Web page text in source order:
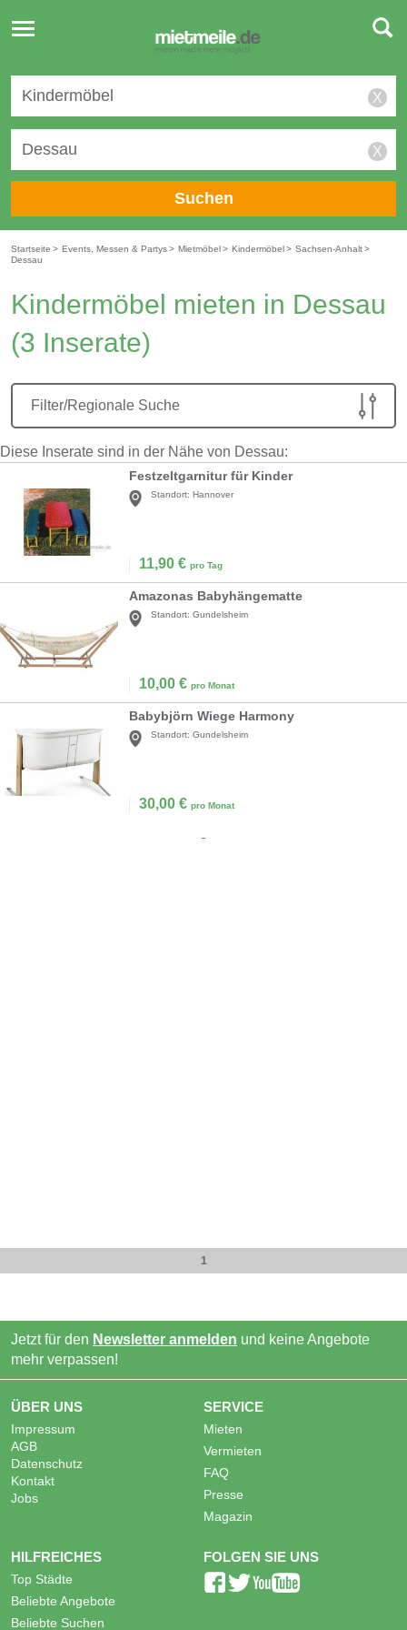
Toggle
navigation
X
X
Suchen
Startseite > Events, Messen & Partys> Mietmöbel> Kindermöbel> Sachsen-Anhalt>
Dessau
Kindermöbel mieten in Dessau
(3 Inserate)
Filter/Regionale Suche
Diese Inserate sind in der Nähe von Dessau:
Festzeltgarnitur für Kinder
Standort: Hannover
11,90 € pro Tag
Amazonas Babyhängematte
Standort: Gundelsheim
10,00 € pro Monat
Babybjörn Wiege Harmony
Standort: Gundelsheim
30,00 € pro Monat
1
Jetzt für den Newsletter anmelden und keine Angebote
mehr verpassen!
ÜBER UNS
Impressum
AGB
Datenschutz
Kontakt
Jobs
SERVICE
Mieten
Vermieten
FAQ
Presse
Magazin
HILFREICHES
Top Städte
Beliebte Angebote
Beliebte Suchen
FOLGEN SIE UNS